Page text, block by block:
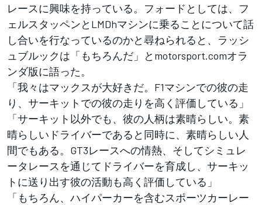
レースに興味を持っている。フォードとしては、フ
ェルスタッペンとLMDhマシンに乗ることについて話
し合いを行なっているのかと尋ねられると、ラッシ
ュブルックは「もちろんだ」とmotorsport.comオラ
ンダ版に語った。
「我々はマックスが大好きだ。F1マシンでの彼の走
り、サーキットでの彼の走りを高く評価している」
「サーキット以外でも、彼の人柄は素晴らしい。素
晴らしいドライバーであると同時に、素晴らしい人
間でもある。GT3レースへの情熱、そしてシミュレ
ータレースを通じてドライバーを育成し、サーキッ
トに送り出す彼の活動も高く評価している」
「もちろん、ハイパーカーを含むスポーツカーレー